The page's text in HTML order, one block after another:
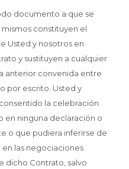
documento a que se
constituyen el
Usted y nosotros en
y sustituyen a cualquier
anterior convenida entre
por escrito. Usted y
la celebración
en ninguna declaración o
o que pudiera inferirse de
las negociaciones
dicho Contrato, salvo